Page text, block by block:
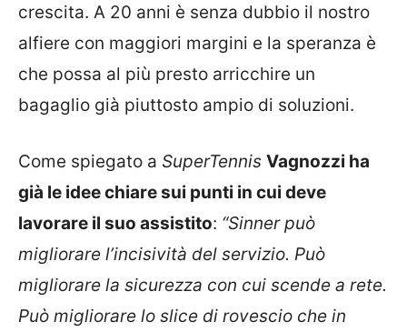
crescita. A 20 anni è senza dubbio il nostro
alfiere con maggiori margini e la speranza è
che possa al più presto arricchire un
bagaglio già piuttosto ampio di soluzioni.
Come spiegato a SuperTennis Vagnozzi ha
già le idee chiare sui punti in cui deve
lavorare il suo assistito: “Sinner può
migliorare l’incisività del servizio. Può
migliorare la sicurezza con cui scende a rete.
Può migliorare lo slice di rovescio che in